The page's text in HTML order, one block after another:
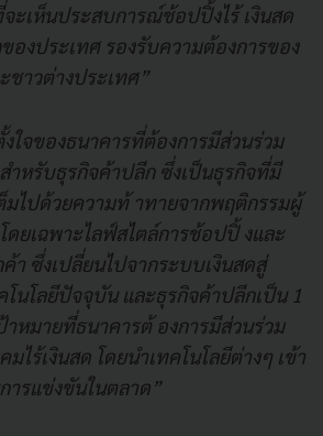
ะเห็นประสบการณ์ช้อปปิ้งไร้ เงินสด
องประเทศ รองรับความต้องการของ
ชาวต่างประเทศ”
ใจของธนาคารที่ต้องการมีส่วนร่วม
สำหรับธุรกิจค้าปลีก ซึ่งเป็นธุรกิจที่มี
มไปด้วยความท้ าทายจากพฤติกรรมผู้
ดยเฉพาะไลฟ์สไตล์การช้อปปิ้ งและ
า ซึ่งเปลี่ยนไปจากระบบเงินสดสู่
นโลยีปัจจุบัน และธุรกิจค้าปลีกเป็น 1
าหมายที่ธนาคารต้ องการมีส่วนร่วม
มไร้เงินสด โดยนำเทคโนโลยีต่างๆ เข้า
ารแข่งขันในตลาด”